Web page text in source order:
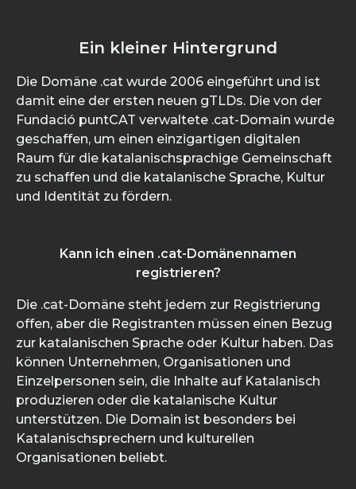
Ein kleiner Hintergrund
Die Domäne .cat wurde 2006 eingeführt und ist
damit eine der ersten neuen gTLDs. Die von der
Fundació puntCAT verwaltete .cat-Domain wurde
geschaffen, um einen einzigartigen digitalen
Raum für die katalanischsprachige Gemeinschaft
zu schaffen und die katalanische Sprache, Kultur
und Identität zu fördern.
Kann ich einen .cat-Domänennamen
registrieren?
Die .cat-Domäne steht jedem zur Registrierung
offen, aber die Registranten müssen einen Bezug
zur katalanischen Sprache oder Kultur haben. Das
können Unternehmen, Organisationen und
Einzelpersonen sein, die Inhalte auf Katalanisch
produzieren oder die katalanische Kultur
unterstützen. Die Domain ist besonders bei
Katalanischsprechern und kulturellen
Organisationen beliebt.